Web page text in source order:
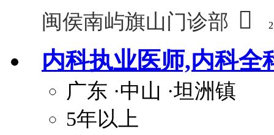
闽侯南屿旗山门诊部 
内科执业医师,内科全
广东 ·中山 ·坦洲镇
5年以上